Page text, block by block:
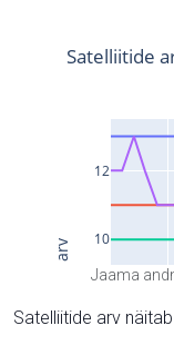
Jaama
Satelliitide arv